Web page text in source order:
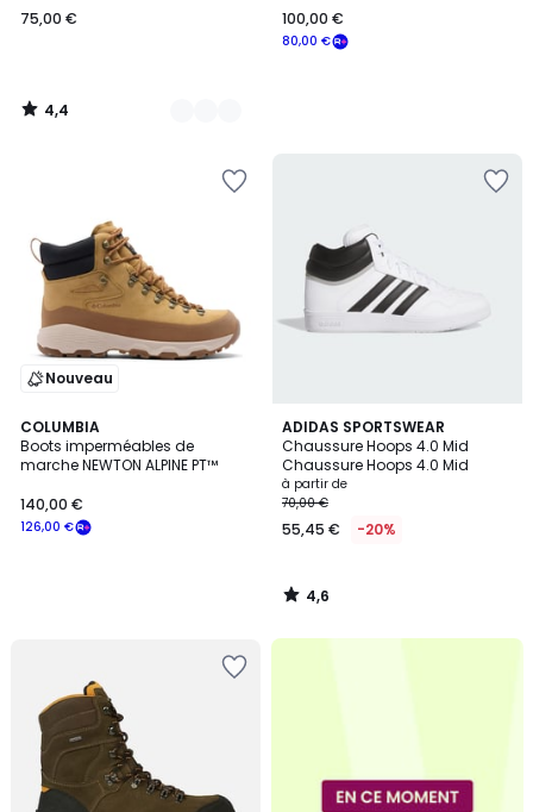
€.
75,00 €
4,4
/
80,00 €
100,00 €
Nouveau
COLUMBIA
Boots imperméables de
marche NEWTON ALPINE PT™
126,00 €
140,00 €
ADIDAS SPORTSWEAR
Chaussure Hoops 4.0 Mid
Chaussure Hoops 4.0 Mid
à partir de
70,00 €
55,45 € -20%
4,6
/ 5
4,6
/